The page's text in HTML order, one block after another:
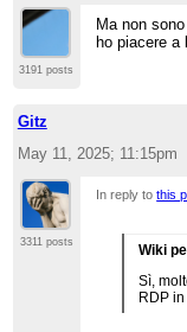
3191 posts
Ma non
ho piacere a
Gitz
May 11, 2025; 11:15pm
3311 posts
In reply tothis
Wiki
Sì,
RDP